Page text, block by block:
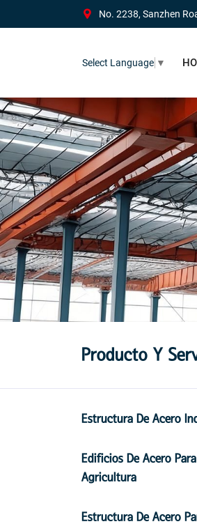
No. 2238, Sanzhen
Select Language ▼
Producto Y
Estructura De Acero
Edificios De Acero
Agricultura
Estructura De Acero